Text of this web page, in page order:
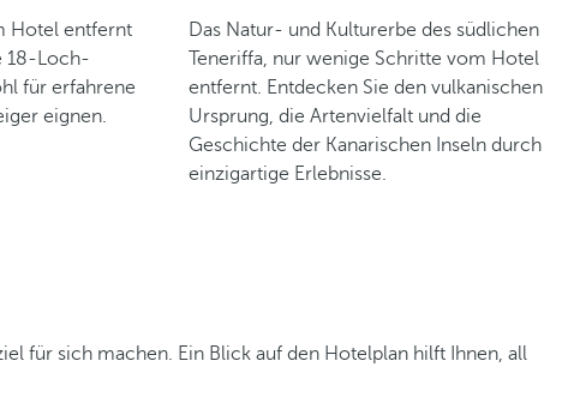
Hotel entfernt
18-Loch-
für erfahrene
eignen.
Das Natur- und Kulturerbe des südlichen
Teneriffa, nur wenige Schritte vom Hotel
entfernt. Entdecken Sie den vulkanischen
Ursprung, die Artenvielfalt und die
Geschichte der Kanarischen Inseln durch
einzigartige Erlebnisse.
für sich machen. Ein Blick auf den Hotelplan hilft Ihnen, all